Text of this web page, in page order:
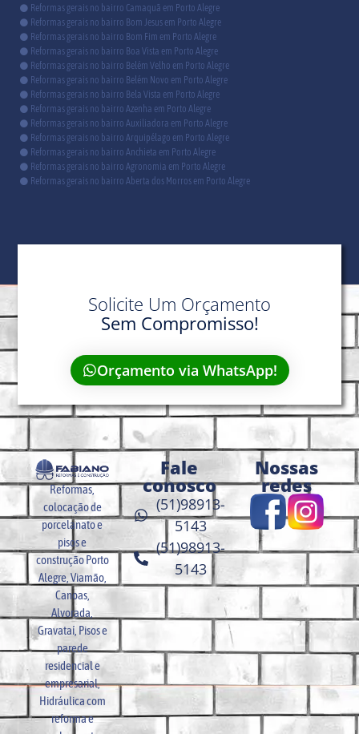
Reformas gerais no bairro Camaquã em Porto Alegre
Reformas gerais no bairro Bom Jesus em Porto Alegre
Reformas gerais no bairro Bom Fim em Porto Alegre
Reformas gerais no bairro Boa Vista em Porto Alegre
Reformas gerais no bairro Belém Velho em Porto Alegre
Reformas gerais no bairro Belém Novo em Porto Alegre
Reformas gerais no bairro Bela Vista em Porto Alegre
Reformas gerais no bairro Azenha em Porto Alegre
Reformas gerais no bairro Auxiliadora em Porto Alegre
Reformas gerais no bairro Arquipélago em Porto Alegre
Reformas gerais no bairro Anchieta em Porto Alegre
Reformas gerais no bairro Agronomia em Porto Alegre
Reformas gerais no bairro Aberta dos Morros em Porto Alegre
Solicite Um Orçamento
Sem Compromisso!
Orçamento via WhatsApp!
Reformas,
colocação de
porcelanato e
pisos e
construção Porto
Alegre, Viamão,
Canoas,
Alvorada,
Gravataí, Pisos e
parede
residencial e
empresarial,
Hidráulica com
reforma e
Fale
conosco
(51)98913-
5143
(51)98913-
5143
Nossas
redes